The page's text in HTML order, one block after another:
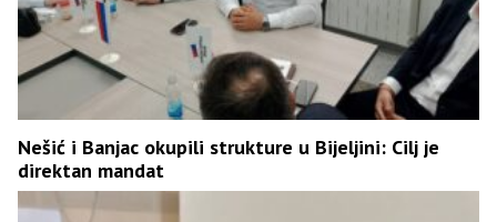
Nešić i Banjac okupili strukture u Bijeljini: Cilj je
direktan mandat